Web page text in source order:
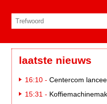
laatste nieuws
16:10 - Centercom lanceert nieuw
15:31 - Koffiemachinemaker Sage lanceert